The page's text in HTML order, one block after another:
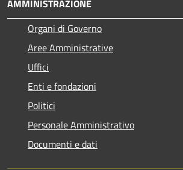
AMMINISTRAZIONE
Organi di Governo
Aree Amministrative
Uffici
Enti e fondazioni
Politici
Personale Amministrativo
Documenti e dati